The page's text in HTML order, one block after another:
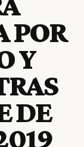
POR
Y
DE